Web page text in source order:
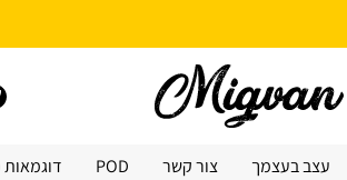
עצב בעצמך צור קשר POD